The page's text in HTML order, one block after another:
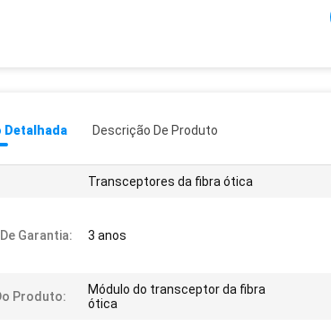
Detalhada Descrição De Produto
Transceptores da fibra ótica
Garantia: 3 anos
Produto:
Módulo do transceptor da fibra
ótica